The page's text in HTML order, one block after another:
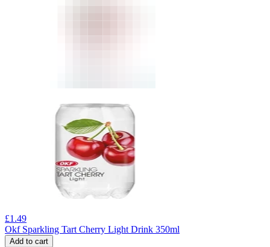
£1.49
Okf Sparkling Tart Cherry Light Drink 350ml
Add to cart